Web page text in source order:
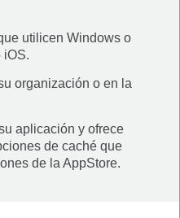
utilicen Windows o
iOS.
organización o en la
aplicación y ofrece
de caché que
de la AppStore.